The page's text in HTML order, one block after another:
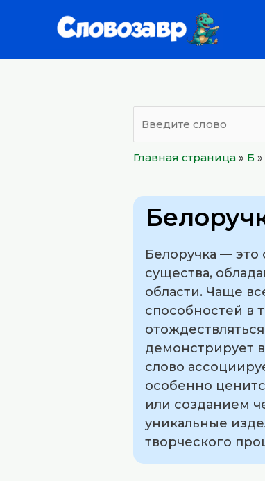
Главная страница » Б »
Белоручка — это
существа,
области. Чаще
способностей в
демонстрирует
слово
особенно
или созданием
уникальные
творческого